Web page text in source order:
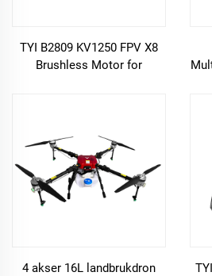
TYI B2809 KV1250 FPV X8
Brushless Motor for
4 akser 16L landbrukdron